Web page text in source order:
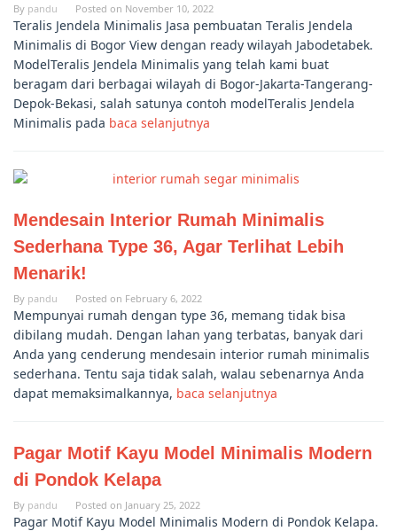
By pandu Posted on November 10, 2022
Teralis Jendela Minimalis Jasa pembuatan Teralis Jendela
Minimalis di Bogor View dengan ready wilayah Jabodetabek.
ModelTeralis Jendela Minimalis yang telah kami buat
beragam dari berbagai wilayah di Bogor-Jakarta-Tangerang-
Depok-Bekasi, salah satunya contoh modelTeralis Jendela
Minimalis pada baca selanjutnya
Mendesain Interior Rumah Minimalis
Sederhana Type 36, Agar Terlihat Lebih
Menarik!
By pandu Posted on February 6, 2022
Mempunyai rumah dengan type 36, memang tidak bisa
dibilang mudah. Dengan lahan yang terbatas, banyak dari
Anda yang cenderung mendesain interior rumah minimalis
sederhana. Tentu saja tidak salah, walau sebenarnya Anda
dapat memaksimalkannya, baca selanjutnya
Pagar Motif Kayu Model Minimalis Modern
di Pondok Kelapa
By pandu Posted on January 25, 2022
Pagar Motif Kayu Model Minimalis Modern di Pondok Kelapa.